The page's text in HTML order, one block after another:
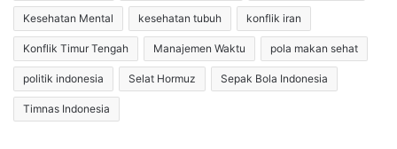
Kesehatan Mental kesehatan tubuh konflik iran
Konflik Timur Tengah Manajemen Waktu pola makan sehat
politik indonesia Selat Hormuz Sepak Bola Indonesia
Timnas Indonesia